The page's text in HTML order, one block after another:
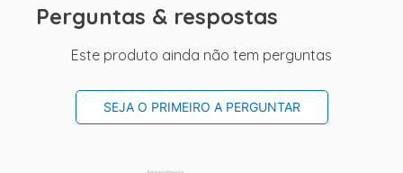
Perguntas & respostas
Este produto ainda não tem perguntas
SEJA O PRIMEIRO A PERGUNTAR